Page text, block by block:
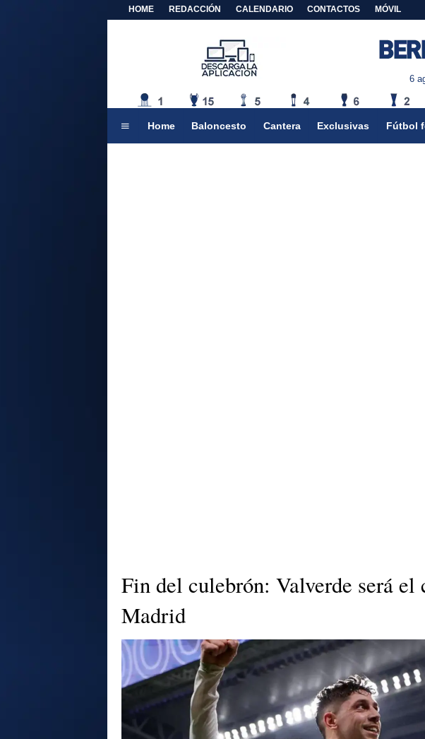
HOME REDACCIÓN CALENDARIO CONTACTOS MÓVIL
6
Home Baloncesto Cantera Exclusivas Fútbol
Fin del culebrón: Valverde será el
Madrid